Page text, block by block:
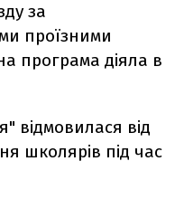
за
проїзними
програма діяла в
відмовилася від
школярів під час